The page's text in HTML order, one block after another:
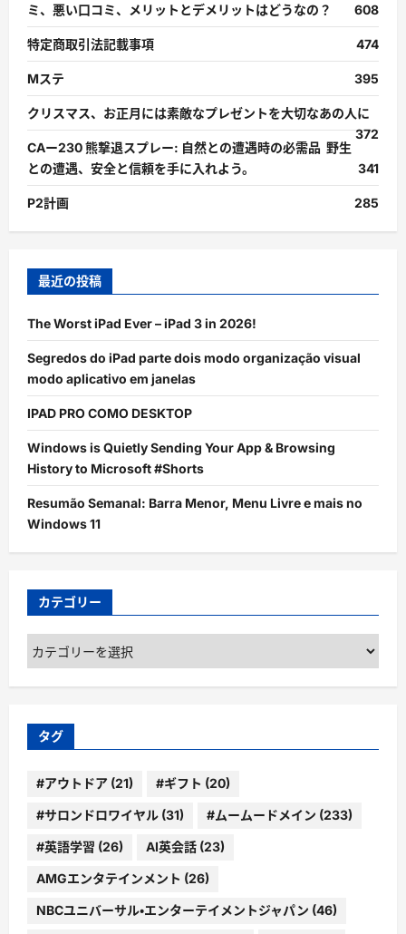
ミ、悪い口コミ、メリットとデメリットはどうなの？
608
特定商取引法記載事項 474
Mステ 395
クリスマス、お正月には素敵なプレゼントを大切なあの人に
372
CAー230 熊撃退スプレー: 自然との遭遇時の必需品 野生
との遭遇、安全と信頼を手に入れよう。
341
P2計画 285
最近の投稿
The Worst iPad Ever – iPad 3 in 2026!
Segredos do iPad parte dois modo organização visual
modo aplicativo em janelas
IPAD PRO COMO DESKTOP
Windows is Quietly Sending Your App & Browsing
History to Microsoft #Shorts
Resumão Semanal: Barra Menor, Menu Livre e mais no
Windows 11
カテゴリー
カ
ゴ
ー
タグ
#アウトドア (21) #ギフト (20)
#サロンドロワイヤル (31) #ムームードメイン (233)
#英語学習 (26) AI英会話 (23)
AMGエンタテインメント (26)
NBCユニバーサル・エンターテイメントジャパン (46)